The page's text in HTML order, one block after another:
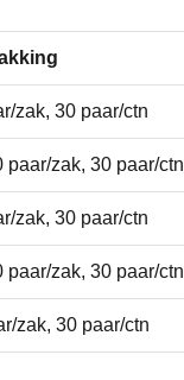
zak, 30 paar/ctn
zak, 30 paar/ctn
zak, 30 paar/ctn
zak, 30 paar/ctn
zak, 30 paar/ctn